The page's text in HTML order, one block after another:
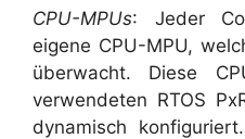
CPU-MPUs: Jeder
eigene CPU-MPU,
überwacht. Diese
verwendeten RTOS
dynamisch